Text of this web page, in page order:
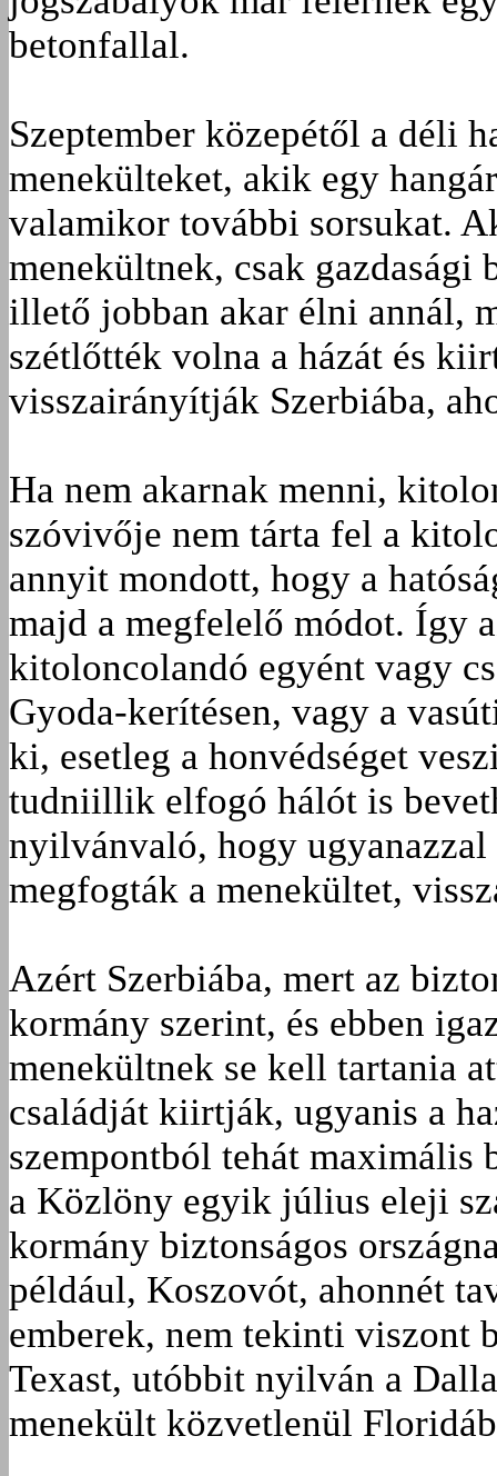
betonfallal.
Szeptember közepétől a déli
menekülteket, akik egy
valamikor további sorsukat.
menekültnek, csak gazdasági
illető jobban akar élni annál,
szétlőtték volna a házát és
visszairányítják Szerbiába,
Ha nem akarnak menni,
szóvivője nem tárta fel a
annyit mondott, hogy a
majd a megfelelő módot. Így
kitoloncolandó egyént vagy
Gyoda-kerítésen, vagy a
ki, esetleg a honvédséget
tudniillik elfogó hálót is
nyilvánvaló, hogy
megfogták a menekültet,
Azért Szerbiába, mert az
kormány szerint, és ebben
menekültnek se kell tartania
családját kiirtják, ugyanis a
szempontból tehát maximális
a Közlöny egyik július eleji
kormány biztonságos
például, Koszovót, ahonnét
emberek, nem tekinti viszont
Texast, utóbbit nyilván a
menekült közvetlenül